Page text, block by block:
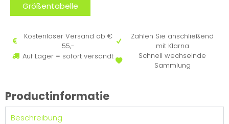
Größentabelle
Kostenloser Versand ab €
55,-
Auf Lager = sofort versandt
Zahlen Sie anschließend
mit Klarna
Schnell wechselnde
Sammlung
Productinformatie
Beschreibung